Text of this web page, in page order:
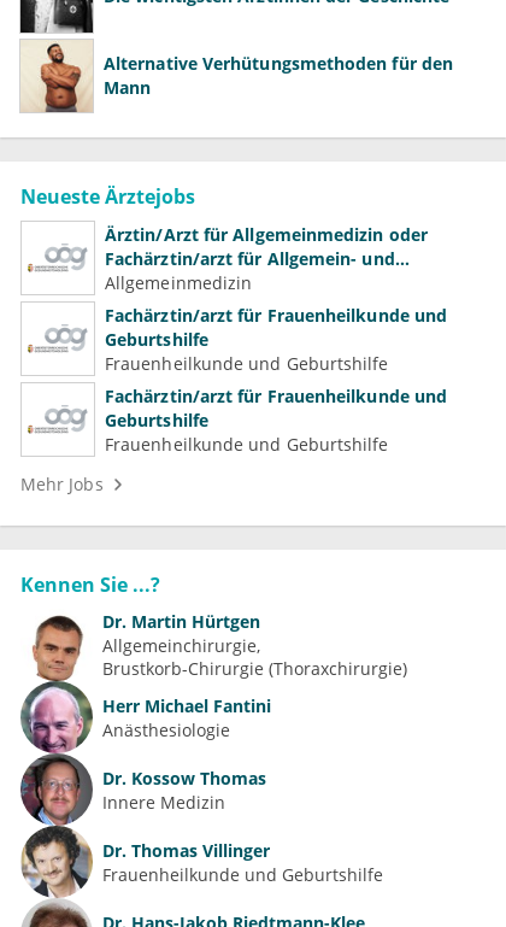
Alternative Verhütungsmethoden für den
Mann
Neueste Ärztejobs
Ärztin/Arzt für Allgemeinmedizin oder
Fachärztin/arzt für Allgemein- und
Familienmedizin für Psychiatrie und
Psychotherapeutische Medizin
Allgemeinmedizin
Fachärztin/arzt für Frauenheilkunde und
Geburtshilfe
Frauenheilkunde und Geburtshilfe
Fachärztin/arzt für Frauenheilkunde und
Geburtshilfe
Frauenheilkunde und Geburtshilfe
Mehr Jobs
Kennen Sie ...?
Dr. Martin Hürtgen
Allgemeinchirurgie
Brustkorb-Chirurgie (Thoraxchirurgie)
Herr Michael Fantini
Anästhesiologie
Dr. Kossow Thomas
Innere Medizin
Dr. Thomas Villinger
Frauenheilkunde und Geburtshilfe